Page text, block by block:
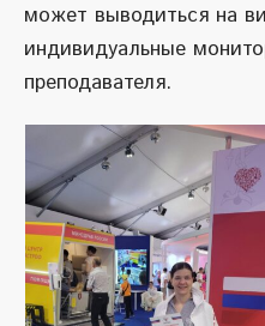
может выводиться на
индивидуальные
преподавателя.